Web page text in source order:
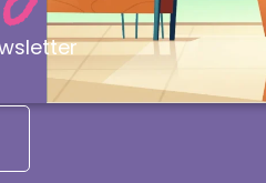
de Devoluciones de LOGOCUBE
privacidad
de Cookies